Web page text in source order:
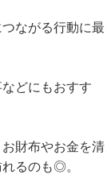
ながる行動に最
どにもおすす
財布やお金を清
るのも◎。